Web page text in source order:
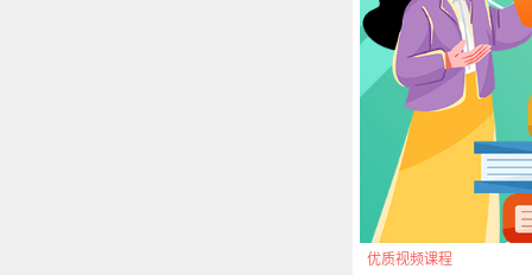
优质视频课程